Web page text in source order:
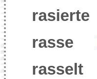
rasierte
rasse
rasselt